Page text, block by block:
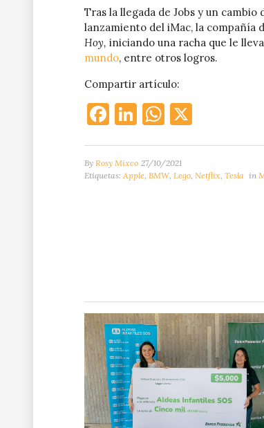
Tras la llegada de Jobs y un
lanzamiento del iMac, la compañía
Hoy, iniciando una racha que le
mundo, entre otros logros.
Compartir artículo:
Facebook
LinkedIn
WhatsApp
By Rosy Mixco 27/10/2021
Etiquetas: Apple, BMW, Lego, Netflix, Tesla in